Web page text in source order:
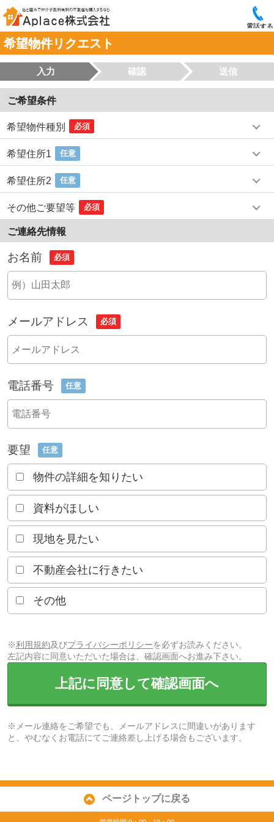
電話する
希望物件リクエスト
入力 確認 送信
ご希望条件
希望物件種別 必須
希望住所1 任意
希望住所2 任意
その他ご要望等 必須
ご連絡先情報
お名前 必須
メールアドレス 必須
電話番号 任意
要望 任意
物件の詳細を知りたい
資料がほしい
現地を見たい
不動産会社に行きたい
その他
※利用規約及びプライバシーポリシーを必ずお読みください。
左記内容に同意いただいた場合は、確認画面へお進み下さい。
上記に同意して確認画面へ
※メール連絡をご希望でも、メールアドレスに間違いがあります
と、やむなくお電話にてご連絡差し上げる場合もございます。
ページトップに戻る